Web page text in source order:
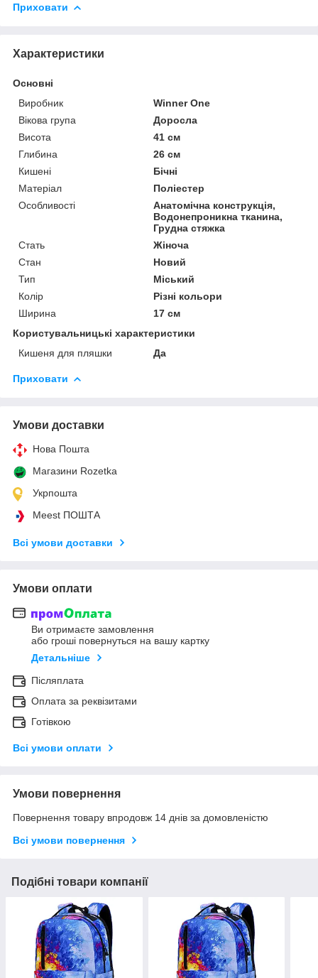
Приховати
Характеристики
Основні
Виробник
Winner One
Вікова група
Доросла
Висота
41 см
Глибина
26 см
Кишені
Бічні
Матеріал
Поліестер
Особливості
Анатомічна конструкція,
Водонепроникна тканина,
Грудна стяжка
Стать
Жіноча
Стан
Новий
Тип
Міський
Колір
Різні кольори
Ширина
17 см
Користувальницькі характеристики
Кишеня для пляшки
Да
Приховати
Умови доставки
Нова Пошта
Магазини Rozetka
Укрпошта
Meest ПОШТА
Всі умови доставки
Умови оплати
Ви отримаєте замовлення
або гроші повернуться на вашу картку
Детальніше
Післяплата
Оплата за реквізитами
Готівкою
Всі умови оплати
Умови повернення
Повернення товару впродовж 14 днів за домовленістю
Всі умови повернення
Подібні товари компанії